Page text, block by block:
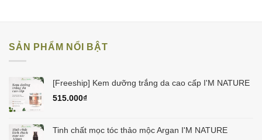
SẢN PHẨM NỔI BẬT
[Freeship] Kem dưỡng trắng da cao cấp I'M NATURE
515.000₫
Tinh chất mọc tóc thảo mộc Argan I'M NATURE